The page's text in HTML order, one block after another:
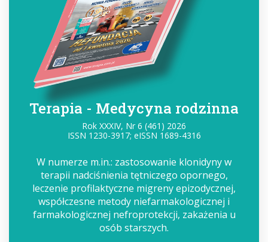
Terapia - Medycyna rodzinna
Rok XXXIV, Nr 6 (461) 2026
ISSN 1230-3917; eISSN 1689-4316
W numerze m.in.: zastosowanie klonidyny w
terapii nadciśnienia tętniczego opornego,
leczenie profilaktyczne migreny epizodycznej,
współczesne metody niefarmakologicznej i
farmakologicznej nefroprotekcji, zakażenia u
osób starszych.